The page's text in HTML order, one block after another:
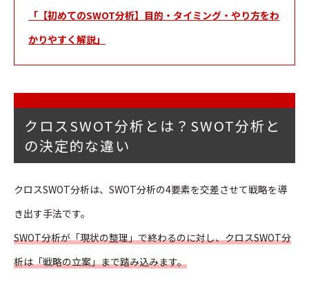
「【初めてのSWOT分析】目的・タイミング・やり方をわ
かりやすく解説」
クロスSWOT分析とは？SWOT分析と
の決定的な違い
クロスSWOT分析は、SWOT分析の4要素を交差させて戦略を導
き出す手法です。
SWOT分析が「現状の整理」で終わるのに対し、クロスSWOT分
析は「戦略の立案」まで踏み込みます。